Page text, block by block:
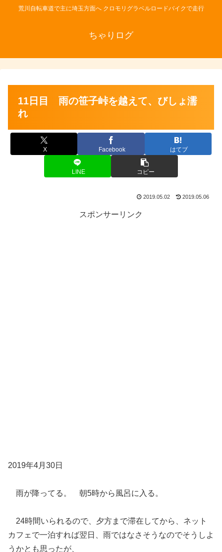
荒川自転車道で主に埼玉方面へ クロモリグラベルロードバイクで走行
ちゃりログ
11日目 雨の笹子峠を越えて、びしょ濡
れ
X Facebook はてブ
LINE コピー
2019.05.02 2019.05.06
スポンサーリンク
2019年4月30日
雨が降ってる。 朝5時から風呂に入る。
24時間いられるので、夕方まで滞在してから、ネット
カフェで一泊すれば翌日、雨ではなさそうなのでそうしよ
うかとも思ったが、